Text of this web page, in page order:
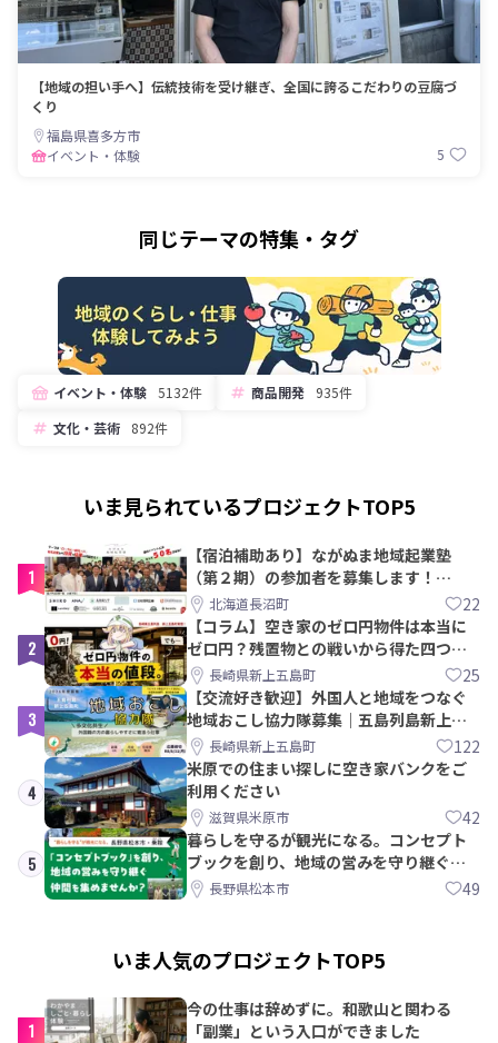
【地域の担い手へ】伝統技術を受け継ぎ、全国に誇るこだわりの豆腐づ
くり
福島県喜多方市
イベント・体験
5
同じテーマの特集・タグ
イベント・体験 5132件 商品開発
935件
文化・芸術
892件
いま見られているプロジェクトTOP5
1
【宿泊補助あり】ながぬま地域起業塾
（第２期）の参加者を募集します！
【8/21〆】
北海道長沼町 22
2
【コラム】空き家のゼロ円物件は本当に
ゼロ円？残置物との戦いから得た四つの
教訓｜新上五島町
長崎県新上五島町 25
3
【交流好き歓迎】外国人と地域をつなぐ
地域おこし協力隊募集｜五島列島新上五
島町長崎県新上五島町 122
4
米原での住まい探しに空き家バンクをご
利用ください
滋賀県米原市 42
5
暮らしを守るが観光になる。コンセプト
ブックを創り、地域の営みを守り継ぐ仲
間を集めませんか？
長野県松本市 49
いま人気のプロジェクトTOP5
1
今の仕事は辞めずに。和歌山と関わる
「副業」という入口ができました